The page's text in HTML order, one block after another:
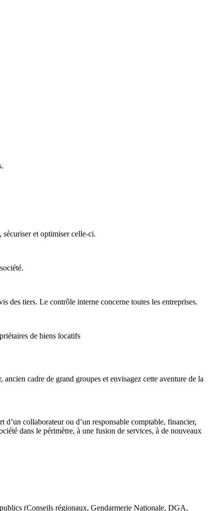
sécuriser et optimiser celle-ci.
des tiers. Le contrôle interne concerne toutes les entreprises.
de biens locatifs
cadre de grand groupes et envisagez cette aventure de la
collaborateur ou d’un responsable comptable, financier,
dans le périmètre, à une fusion de services, à de nouveaux
(Conseils régionaux, Gendarmerie Nationale, DGA,